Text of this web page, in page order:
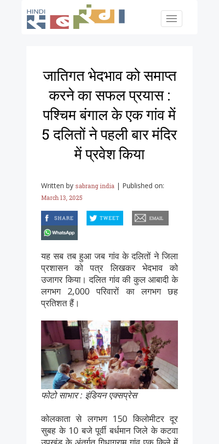
Toggle
जातिगत भेदभाव को समाप्त
करने का सफल प्रयास :
पश्चिम बंगाल के एक गांव में
5 दलितों ने पहली बार मंदिर
में प्रवेश किया
Written by sabrang india | Published on:
March 13, 2025
यह सब तब हुआ जब गांव के दलितों ने जिला
प्रशासन को पत्र लिखकर भेदभाव को
उजागर किया। दलित गांव की कुल आबादी के
लगभग 2,000 परिवारों का लगभग छह
प्रतिशत हैं।
फोटो साभार : इंडियन एक्सप्रेस
कोलकाता से लगभग 150 किलोमीटर दूर
सुबह के 10 बजे पूर्वी बर्धमान जिले के कटवा